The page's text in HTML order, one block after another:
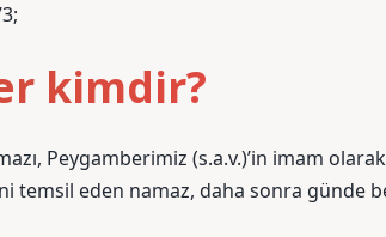
kimdir?
Peygamberimiz (s.a.v.)’in imam olarak
temsil eden namaz, daha sonra günde